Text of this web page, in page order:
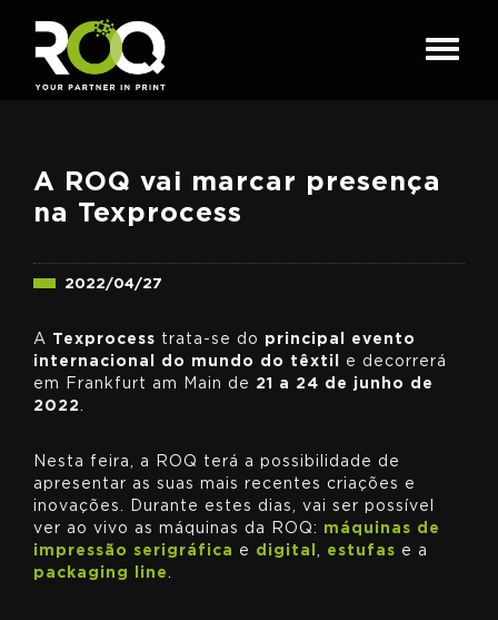
A ROQ vai marcar presença
na Texprocess
2022/04/27
A Texprocess trata-se do principal evento
internacional do mundo do têxtil
e decorrerá
em Frankfurt am Main de 21 a 24 de junho de
2022.
Nesta feira, a ROQ terá a possibilidade de
apresentar as suas mais recentes criações e
inovações. Durante estes dias, vai ser possível
ver ao vivo as máquinas da ROQ: máquinas de
impressão serigráfica e digital , estufas e a
packaging line.